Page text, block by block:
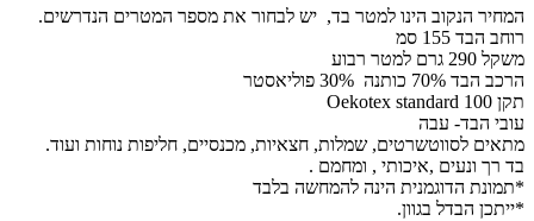
המחיר הנקוב הינו למטר בד, יש לבחור את מספר המטרים הנדרשים.
רוחב הבד 155 סמ
משקל 290 גרם למטר רבוע
הרכב הבד 70% כותנה 30% פוליאסטר
תקן Oekotex standard 100
עובי הבד- עבה
מתאים לסווטשרטים, שמלות, חצאיות, מכנסיים, חליפות נוחות ועוד.
בד רך ונעים ,איכותי , ומחמם .
*תמונת הדוגמנית הינה להמחשה בלבד
*ייתכן הבדל בגוון.